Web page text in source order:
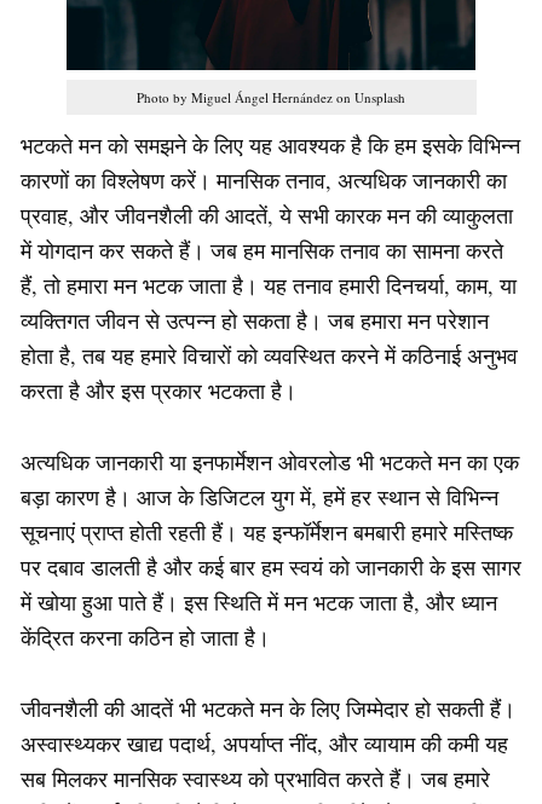
Photo by Miguel Ángel Hernández on Unsplash
भटकते मन को समझने के लिए यह आवश्यक है कि हम इसके विभिन्न
कारणों का विश्लेषण करें। मानसिक तनाव, अत्यधिक जानकारी का
प्रवाह, और जीवनशैली की आदतें, ये सभी कारक मन की व्याकुलता
में योगदान कर सकते हैं। जब हम मानसिक तनाव का सामना करते
हैं, तो हमारा मन भटक जाता है। यह तनाव हमारी दिनचर्या, काम, या
व्यक्तिगत जीवन से उत्पन्न हो सकता है। जब हमारा मन परेशान
होता है, तब यह हमारे विचारों को व्यवस्थित करने में कठिनाई अनुभव
करता है और इस प्रकार भटकता है।
अत्यधिक जानकारी या इनफार्मेशन ओवरलोड भी भटकते मन का एक
बड़ा कारण है। आज के डिजिटल युग में, हमें हर स्थान से विभिन्न
सूचनाएं प्राप्त होती रहती हैं। यह इन्फॉर्मेशन बमबारी हमारे मस्तिष्क
पर दबाव डालती है और कई बार हम स्वयं को जानकारी के इस सागर
में खोया हुआ पाते हैं। इस स्थिति में मन भटक जाता है, और ध्यान
केंद्रित करना कठिन हो जाता है।
जीवनशैली की आदतें भी भटकते मन के लिए जिम्मेदार हो सकती हैं।
अस्वास्थ्यकर खाद्य पदार्थ, अपर्याप्त नींद, और व्यायाम की कमी यह
सब मिलकर मानसिक स्वास्थ्य को प्रभावित करते हैं। जब हमारे